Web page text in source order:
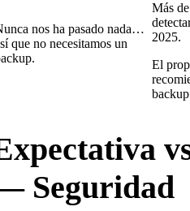
nos ha pasado nada…
que no necesitamos un
Más
2025.
El
Seguridad